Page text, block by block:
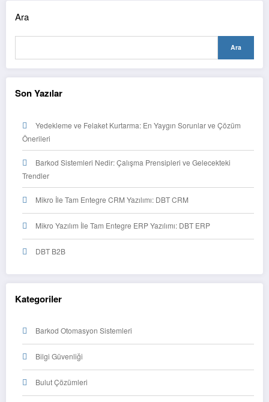
Ara
Ara
Son Yazılar
Yedekleme ve Felaket Kurtarma: En Yaygın Sorunlar ve Çözüm
Önerileri
Barkod Sistemleri Nedir: Çalışma Prensipleri ve Gelecekteki
Trendler
Mikro İle Tam Entegre CRM Yazılımı: DBT CRM
Mikro Yazılım İle Tam Entegre ERP Yazılımı: DBT ERP
DBT B2B
Kategoriler
Barkod Otomasyon Sistemleri
Bilgi Güvenliği
Bulut Çözümleri